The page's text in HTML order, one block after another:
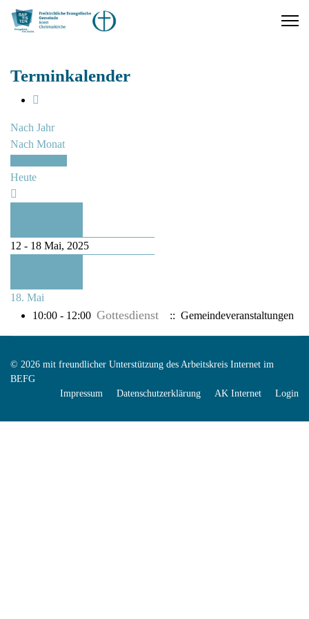
Terminkalender
Nach Jahr
Nach Monat
Heute
12 - 18 Mai, 2025
18. Mai
10:00 - 12:00 Gottesdienst :: Gemeindeveranstaltungen
© 2026 mit freundlicher Unterstützung des Arbeitskreis Internet im
BEFG
Impressum
Datenschutzerklärung AK Internet Login